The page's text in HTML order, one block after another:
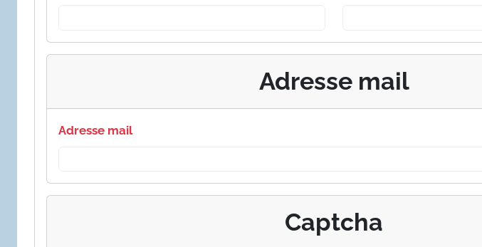
Adresse mail
Adresse mail
Captcha